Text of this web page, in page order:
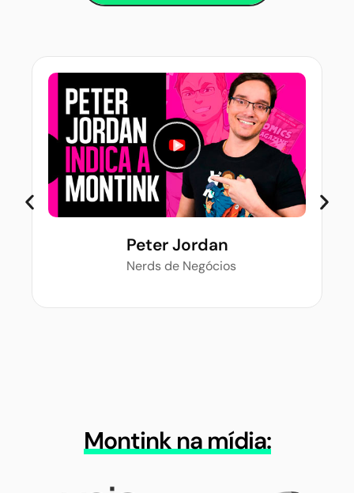
Peter Jordan
Nerds de Negócios
Montink na mídia: